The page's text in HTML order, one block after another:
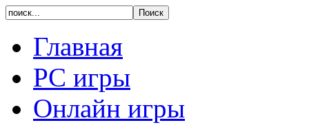
Главная
PC игры
Онлайн игры